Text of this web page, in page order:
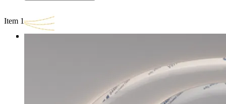
Item 1 of 3